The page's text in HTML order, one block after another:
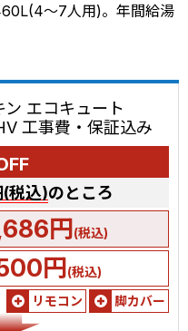
～7人用)。年間給湯
ン エコキュート
工事費・保証込み
税込)のところ
円(税込)
円(税込)
リモコン
脚カバー